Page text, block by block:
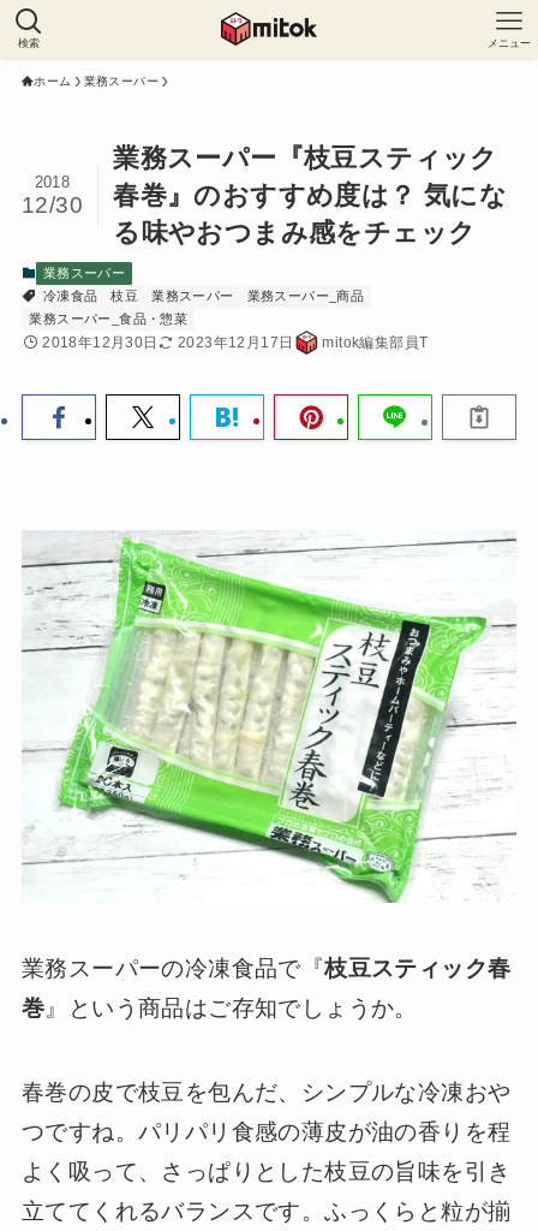
検索 メニュー
ホーム 業務スーパー
業務スーパー『枝豆スティック
春巻』のおすすめ度は？ 気にな
る味やおつまみ感をチェック
2018
12/30
業務スーパー
冷凍食品
枝豆 業務スーパー
業務スーパー_商品
業務スーパー_食品・惣菜
2018年12月30日 2023年12月17日 mitok編集部員T
業務スーパーの冷凍食品で『枝豆スティック春
巻 』という商品はご存知でしょうか。
春巻の皮で枝豆を包んだ、シンプルな冷凍おや
つですね。パリパリ食感の薄皮が油の香りを程
よく吸って、さっぱりとした枝豆の旨味を引き
立ててくれるバランスです。ふっくらと粒が揃